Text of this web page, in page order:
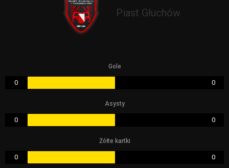
Piast Głuchów
Gole
0 0
Asysty
0 0
Żółte kartki
0 0